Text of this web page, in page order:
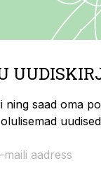
ning saad oma
olulisemad